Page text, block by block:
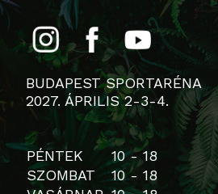
BUDAPEST SPORTARÉNA
2027. ÁPRILIS 2-3-4.
PÉNTEK
10 - 18
SZOMBAT
10 - 18